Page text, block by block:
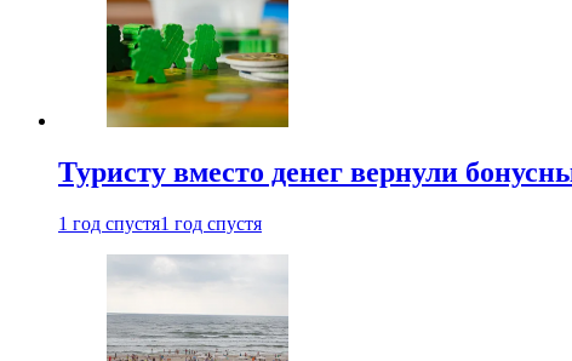
Туристу вместо денег вернули
1 год спустя1 год спустя